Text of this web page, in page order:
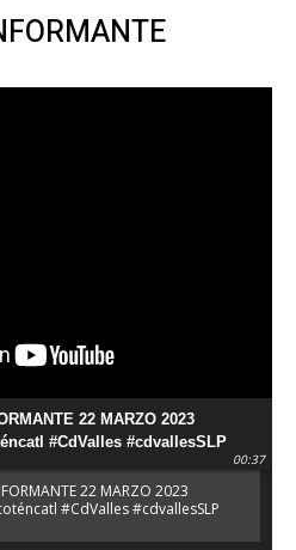
22 MARZO 2023
#CdValles #cdvallesSLP
00:37
22 MARZO 2023
#CdValles #cdvallesSLP